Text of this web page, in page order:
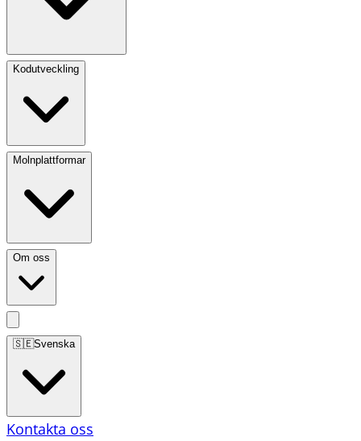
Kodutveckling
Molnplattformar
Om oss
🇸🇪Svenska
Kontakta oss